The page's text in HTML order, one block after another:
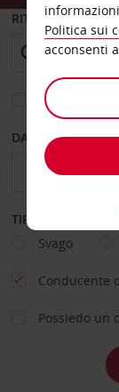
RITIRO DA
Scegli una
DAL GIORNO
TIPOLOGIA DI
Svago
Conducente
Possiedo un
Politica sui
acconsenti